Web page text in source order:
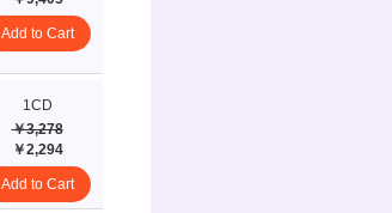
Add to Cart
1CD
￥3,278
￥2,294
Add to Cart